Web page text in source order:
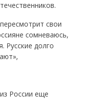
свои
сомневаюсь,
Русские долго
России еще